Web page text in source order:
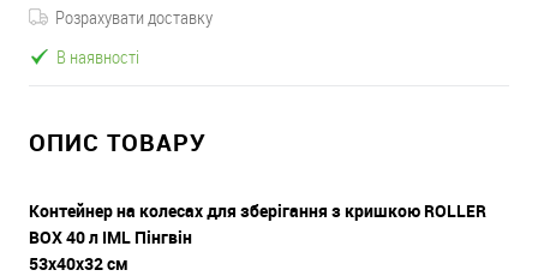
Розрахувати доставку
В наявності
ОПИС ТОВАРУ
Контейнер на колесах для зберігання з кришкою ROLLER
BOX 40 л IML Пінгвін
53х40х32 см